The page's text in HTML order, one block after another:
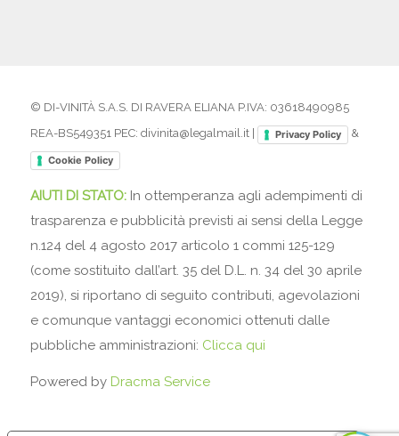
© DI-VINITÀ S.A.S. DI RAVERA ELIANA P.IVA: 03618490985
REA-BS549351 PEC: divinita@legalmail.it |
Privacy Policy &
Cookie Policy
AIUTI DI STATO: In ottemperanza agli adempimenti di
trasparenza e pubblicità previsti ai sensi della Legge
n.124 del 4 agosto 2017 articolo 1 commi 125-129
(come sostituito dall’art. 35 del D.L. n. 34 del 30 aprile
2019), si riportano di seguito contributi, agevolazioni
e comunque vantaggi economici ottenuti dalle
pubbliche amministrazioni: Clicca qui
Powered by Dracma Service